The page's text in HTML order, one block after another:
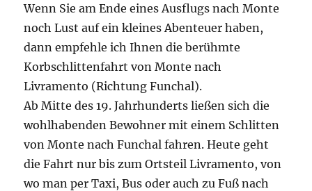
Wenn Sie am Ende eines Ausflugs nach Monte
noch Lust auf ein kleines Abenteuer haben,
dann empfehle ich Ihnen die berühmte
Korbschlittenfahrt von Monte nach
Livramento (Richtung Funchal).
Ab Mitte des 19. Jahrhunderts ließen sich die
wohlhabenden Bewohner mit einem Schlitten
von Monte nach Funchal fahren. Heute geht
die Fahrt nur bis zum Ortsteil Livramento, von
wo man per Taxi, Bus oder auch zu Fuß nach